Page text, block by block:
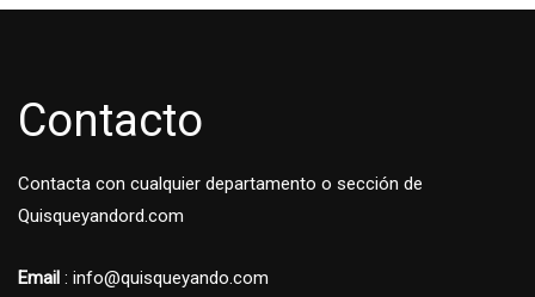
Contacto
Contacta con cualquier departamento o sección de
Quisqueyandord.com
Email : info@quisqueyando.com